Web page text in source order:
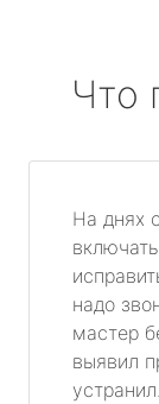
Что
На днях
надо
мастер
выявил